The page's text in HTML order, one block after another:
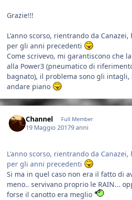
Grazie!!!
L'anno scorso, rientrando da
per gli anni precedenti
Come scrivevo, mi garantiscono che
alla Power3 (pneumatico di
bagnato), il problema sono gli
andare piano
Channel Full Member
19 Maggio 20179 anni
L'anno scorso, rientrando da
per gli anni precedenti
Si ma in quel caso non era il fatto di
meno.. servivano proprio le RAIN...
forse il canotto era meglio